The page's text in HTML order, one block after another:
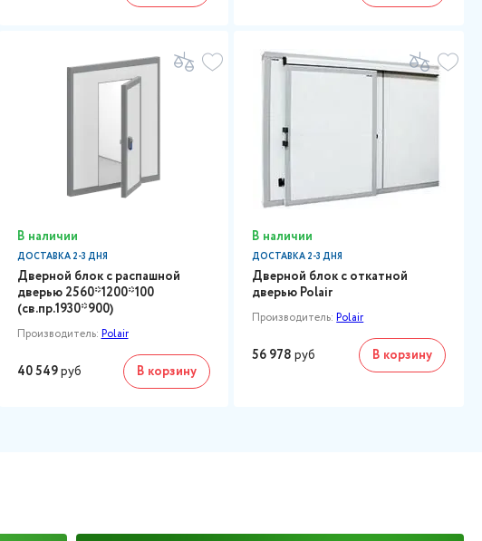
В наличии
ДОСТАВКА 2-3 ДНЯ
Дверной блок с распашной
дверью 2560*1200*100
(св.пр.1930*900)
Производитель: Polair
40 549руб В корзину
В наличии
ДОСТАВКА 2-3 ДНЯ
Дверной блок с откатной
дверью Polair
Производитель:Polair
56 978 руб В корзину